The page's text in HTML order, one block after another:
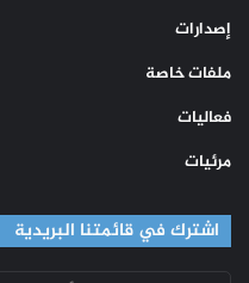
إصدارات
ملفات خاصة
فعاليات
مرئيات
اشترك في قائمتنا البريدية